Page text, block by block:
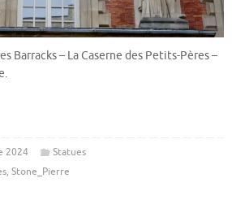
Barracks – La Caserne des Petits-Pères –
2024
Statues
, Stone_Pierre